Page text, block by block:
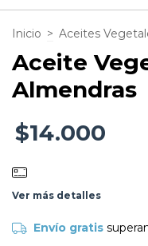
Inicio > Aceites
Aceite
Almendras
$14.000
Ver más detalles
Envío gratis